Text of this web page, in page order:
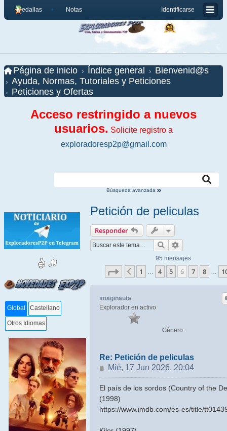
Identificarse
Medallas Notas
Página de inicio Índice general
Bienvenid@s
Ayuda, Normas, Tutoriales y Peticiones
Peticiones y Ofertas
Acceso restringido a nuevos
usuarios. Solicite registro a
exploradoresp2p@gmail.com
Búsqueda avanzada
Global Castellano
Otros Idiomas
Petición de peliculas
Responder
Buscar
95 mensajes
Página de 10
Anterior
1 … 4 5 6 7 8 …
imaginauta
Explorador en activo
Género:
Re: Petición de peliculas
Mensaje
Mié, 17 Jun 2026, 20:04
El país de los sordos (Country of the
(1998)
https://www.imdb.com/es-es/title/